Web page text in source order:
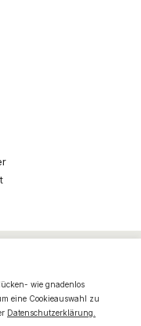
wie gnadenlos
eine Cookieauswahl zu
Datenschutzerklärung.